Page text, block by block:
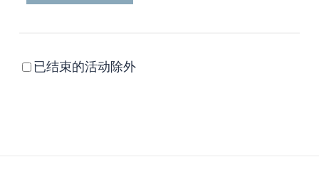
已结束的活动除外